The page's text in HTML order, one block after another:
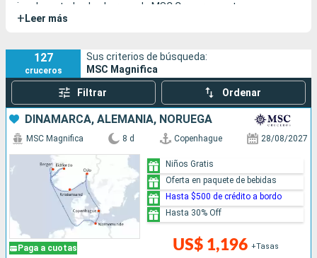
igual que todos los barcos de MSC Cruceros, este
transatlántico ofrece la combinación perfecta entre
+ Leer más
127
cruceros
Sus criterios de búsqueda:
MSC Magnifica
Filtrar Ordenar
DINAMARCA, ALEMANIA, NORUEGA
Paga a cuotas
MSC Magnifica 8 d Copenhague 28/08/2027
US$ 1,196 +Tasas
Niños Gratis
Oferta en paquete de bebidas
Hasta $500 de crédito a bordo
Hasta 30% Off